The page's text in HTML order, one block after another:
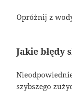
Opróżnij z
Jakie błędy
szybszego